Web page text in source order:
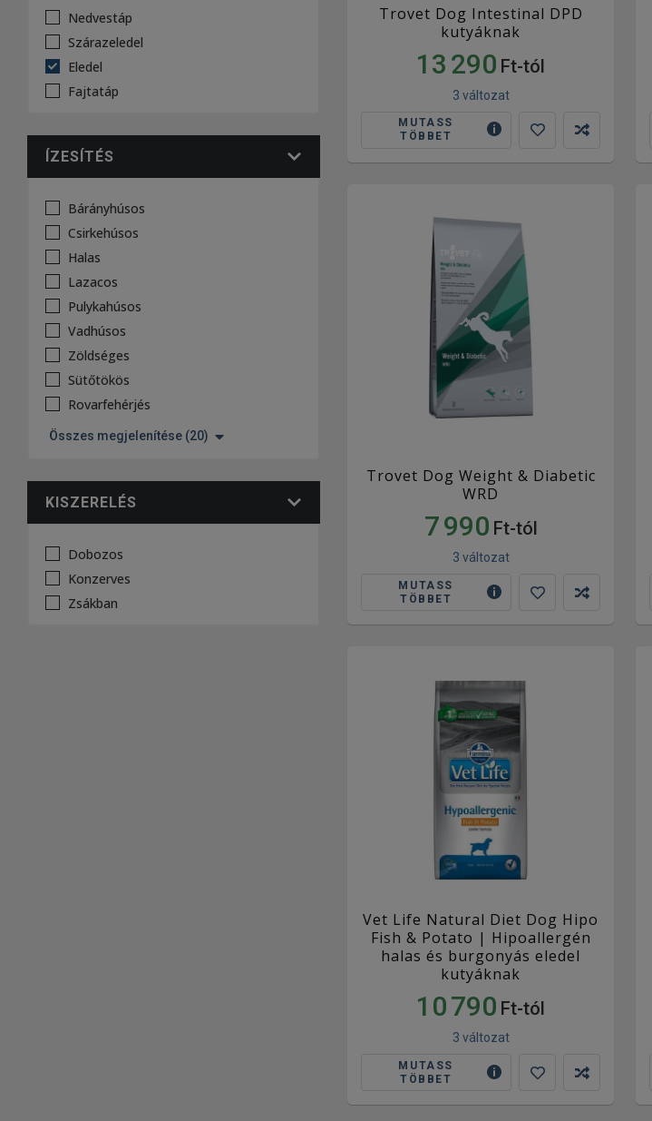
Nedvestáp
Szárazeledel
Eledel
Fajtatáp
ÍZESÍTÉS
Bárányhúsos
Csirkehúsos
Halas
Lazacos
Pulykahúsos
Vadhúsos
Zöldséges
Sütőtökös
Rovarfehérjés
Összes megjelenítése (20)
KISZERELÉS
Dobozos
Konzerves
Zsákban
Trovet Dog Intestinal DPD
kutyáknak
13 290 Ft-tól
3 változat
MUTASS
TÖBBET
Trovet Dog Weight & Diabetic
WRD
7 990 Ft-tól
3 változat
MUTASS
TÖBBET
Vet Life Natural Diet Dog Hipo
Fish & Potato | Hipoallergén
halas és burgonyás eledel
kutyáknak
10 790 Ft-tól
3 változat
MUTASS
TÖBBET